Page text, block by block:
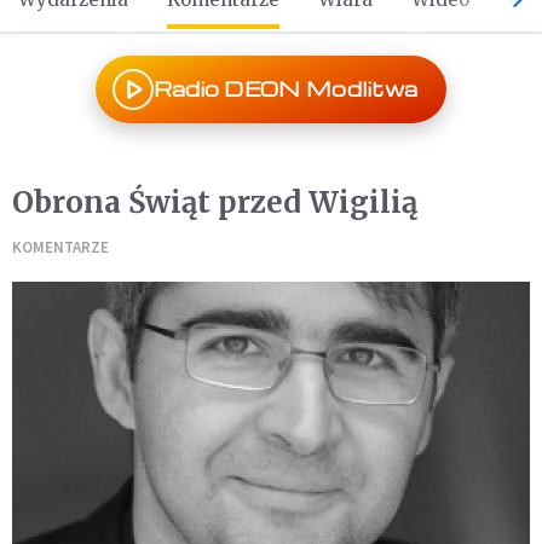
Radio DEON Modlitwa
Obrona Świąt przed Wigilią
KOMENTARZE